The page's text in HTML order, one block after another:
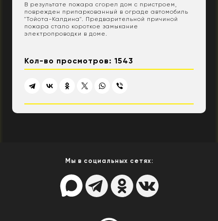
В результате пожара сгорел дом с пристроем,
поврежден припаркованный в ограде автомобиль
''Тойота-Калдина''. Предварительной причиной
пожара стало короткое замыкание
электропроводки в доме.
Кол-во просмотров: 1543
Мы в социальных сетях: